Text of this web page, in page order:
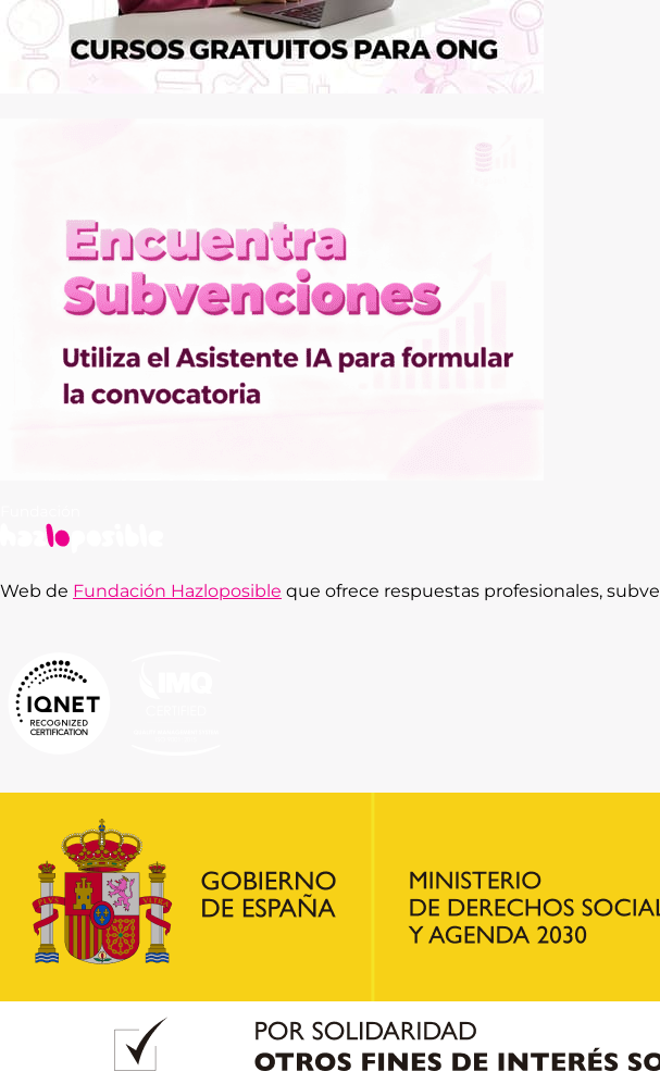
Web de Fundación Hazloposible que ofrece respuestas profesionales,